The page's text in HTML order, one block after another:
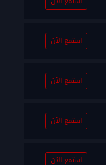
استمع الآن
استمع الآن
استمع الآن
استمع الآن